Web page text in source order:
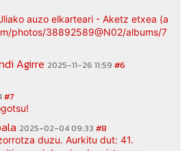
auzo elkarteari - Aketz etxea
photos/38892589@N02/albums/
Agirre 2025-11-26 11:59 #6
#7
2025-02-04 09:33 #8
duzu. Aurkitu dut: 41.